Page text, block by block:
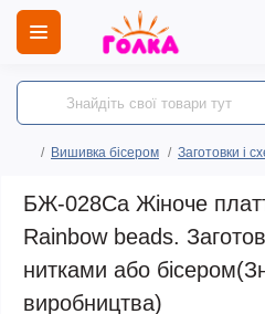
Вишивка бісером Заготовки і
БЖ-028Са Жіноче
Rainbow beads.
нитками або
виробництва)